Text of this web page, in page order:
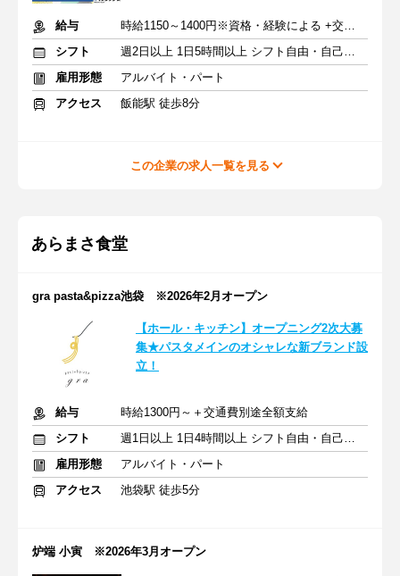
給与
時給1150～1400円※資格・経験による +交通費支給
シフト
週2日以上 1日5時間以上 シフト自由・自己申告
雇用形態
アルバイト・パート
アクセス
飯能駅 徒歩8分
この企業の求人一覧を見る
あらまさ食堂
gra pasta&pizza池袋 ※2026年2月オープン
【ホール・キッチン】オープニング2次大募
集★パスタメインのオシャレな新ブランド設
立！
給与
時給1300円～＋交通費別途全額支給
シフト
週1日以上 1日4時間以上 シフト自由・自己申告
雇用形態
アルバイト・パート
アクセス
池袋駅 徒歩5分
炉端 小寅 ※2026年3月オープン